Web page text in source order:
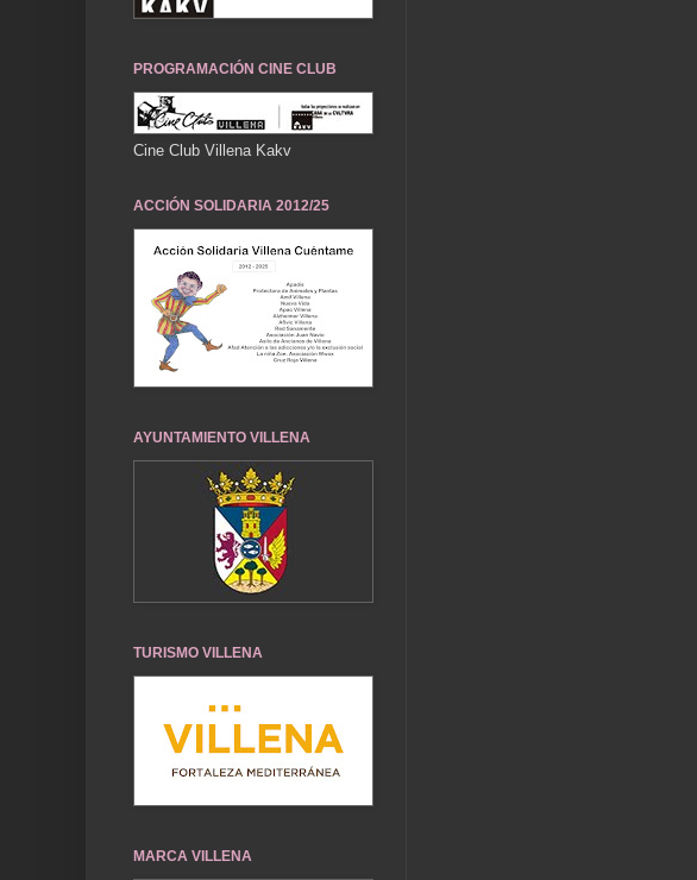
PROGRAMACIÓN CINE CLUB
Cine Club Villena Kakv
ACCIÓN SOLIDARIA 2012/25
AYUNTAMIENTO VILLENA
TURISMO VILLENA
MARCA VILLENA